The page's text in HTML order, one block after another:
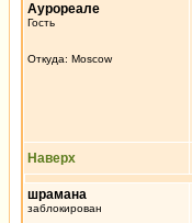
Аурореале
Гость
Откуда: Moscow
Наверх
шрамана
заблокирован